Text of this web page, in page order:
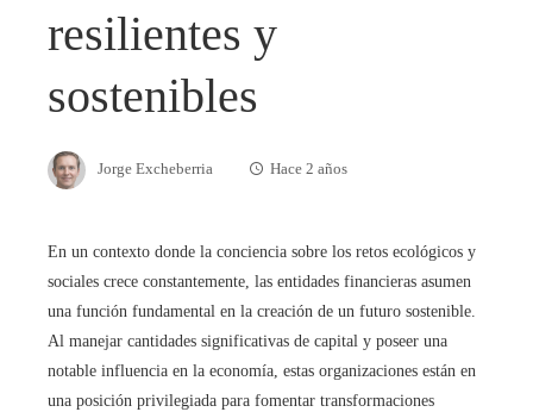
resilientes y
sostenibles
Jorge Excheberria Hace 2 años
En un contexto donde la conciencia sobre los retos ecológicos y
sociales crece constantemente, las entidades financieras asumen
una función fundamental en la creación de un futuro sostenible.
Al manejar cantidades significativas de capital y poseer una
notable influencia en la economía, estas organizaciones están en
una posición privilegiada para fomentar transformaciones